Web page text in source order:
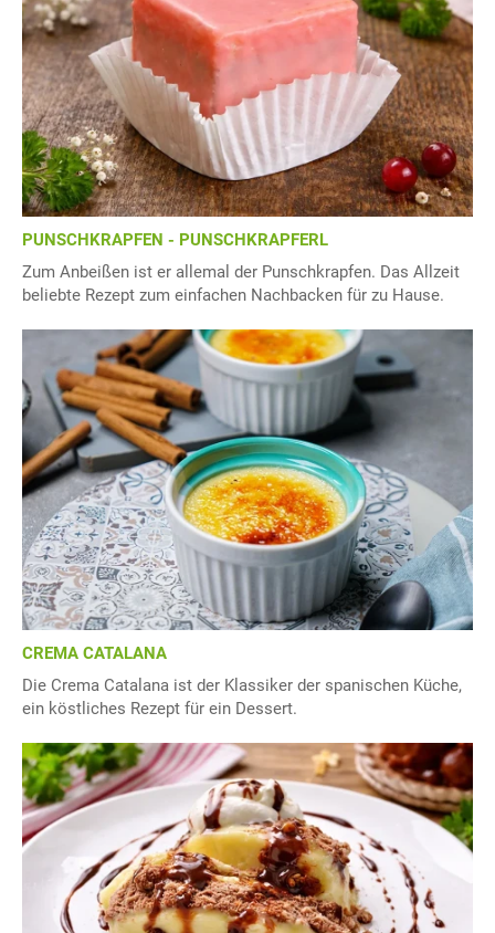
PUNSCHKRAPFEN - PUNSCHKRAPFERL
Zum Anbeißen ist er allemal der Punschkrapfen. Das Allzeit
beliebte Rezept zum einfachen Nachbacken für zu Hause.
CREMA CATALANA
Die Crema Catalana ist der Klassiker der spanischen Küche,
ein köstliches Rezept für ein Dessert.